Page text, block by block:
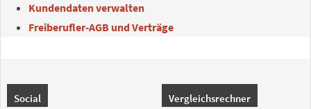
Kundendaten verwalten
Freiberufler-AGB und Verträge
Social Vergleichsrechner